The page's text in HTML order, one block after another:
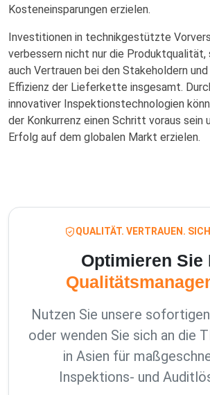
Kosteneinsparungen erzielen.
Investitionen in technikgestützte
verbessern nicht nur die
auch Vertrauen bei den Stakeholdern
Effizienz der Lieferkette insgesamt.
innovativer Inspektionstechnologien
der Konkurrenz einen Schritt voraus sein
Erfolg auf dem globalen Markt erzielen.
QUALITÄT. VERTRAUEN.
Optimieren Sie
Nutzen Sie unsere
oder wenden Sie sich an die
in Asien für
Inspektions- und